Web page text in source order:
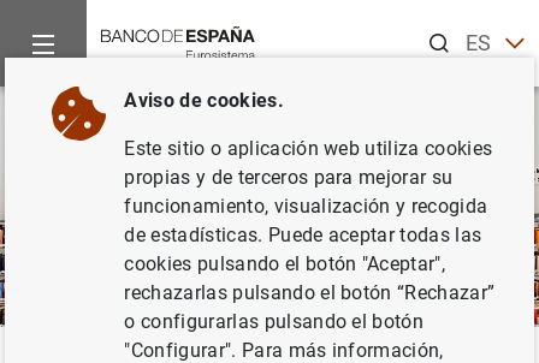
ESEN
Aviso de cookies.
Este sitio o aplicación web utiliza cookies
propias y de terceros para mejorar su
funcionamiento, visualización y recogida
de estadísticas. Puede aceptar todas las
cookies pulsando el botón "Aceptar",
rechazarlas pulsando el botón “Rechazar”
o configurarlas pulsando el botón
"Configurar". Para más información,